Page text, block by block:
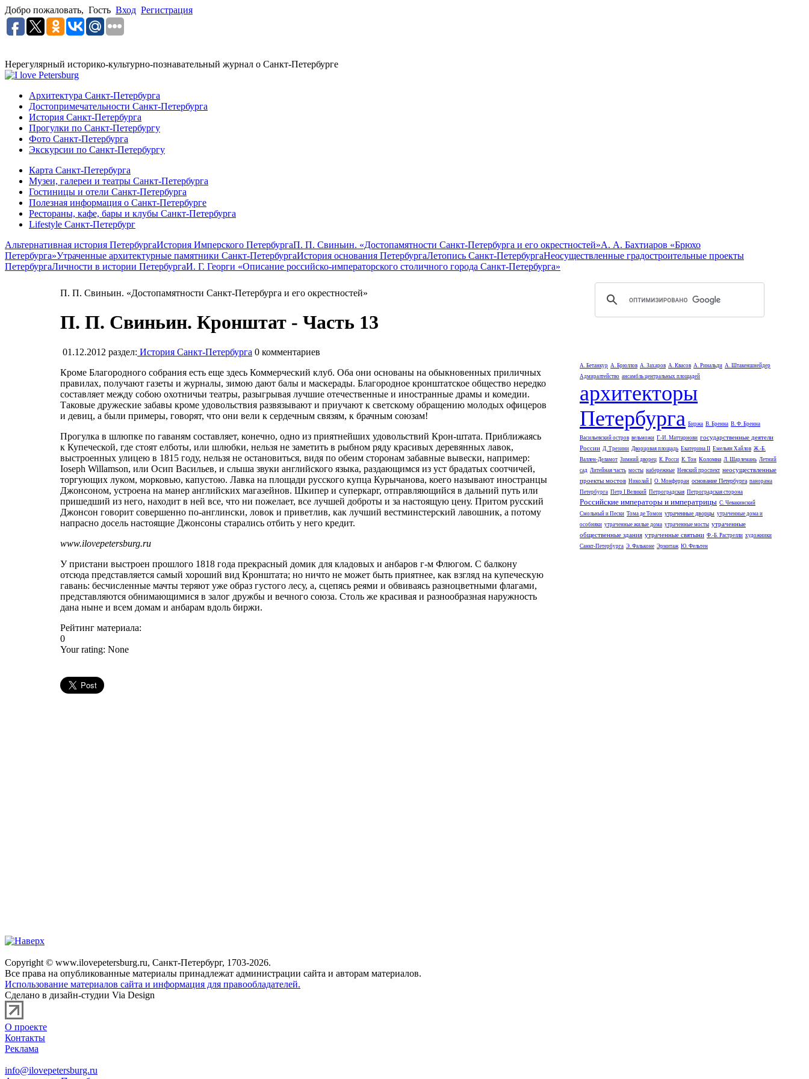
Добро пожаловать, Гость Вход Регистрация
Нерегулярный историко-культурно-познавательный журнал о Санкт-Петербурге
Архитектура Санкт-Петербурга
Достопримечательности Санкт-Петербурга
История Санкт-Петербурга
Прогулки по Санкт-Петербургу
Фото Санкт-Петербурга
Экскурсии по Санкт-Петербургу
Карта Санкт-Петербурга
Музеи, галереи и театры Санкт-Петербурга
Гостиницы и отели Санкт-Петербурга
Полезная информация о Санкт-Петербурге
Рестораны, кафе, бары и клубы Санкт-Петербурга
Lifestyle Санкт-Петербург
Альтернативная история ПетербургаИстория Имперского ПетербургаП. П. Свиньин. «Достопамятности Санкт-Петербурга и его окрестностей»А. А. Бахтиаров «Брюхо
Петербурга»Утраченные архитектурные памятники Санкт-ПетербургаИстория основания ПетербургаЛетопись Санкт-ПетербургаНеосуществленные градостроительные проекты
ПетербургаЛичности в истории ПетербургаИ. Г. Георги «Описание российско-императорского столичного города Санкт-Петербурга»
П. П. Свиньин. «Достопамятности Санкт-Петербурга и его окрестностей»
П. П. Свиньин. Кронштат - Часть 13
01.12.2012 раздел: История Санкт-Петербурга 0 комментариев
Кроме Благородного собрания есть еще здесь Коммерческий клуб. Оба они основаны на обыкновенных приличных
правилах, получают газеты и журналы, зимою дают балы и маскерады. Благородное кронштатское общество нередко
составляет между собою охотничьи театры, разыгрывая лучшие отечественные и иностранные драмы и комедии.
Таковые дружеские забавы кроме удовольствия развязывают и приучают к светскому обращению молодых офицеров
и девиц, а были примеры, говорят, что они вели к сердечным связям, к брачным союзам!
Прогулка в шлюпке по гаваням составляет, конечно, одно из приятнейших удовольствий Крон-штата. Приближаясь
к Купеческой, где стоят елботы, или шлюбки, нельзя не заметить в рыбном ряду красивых деревянных лавок,
выстроенных улицею в 1815 году, нельзя не остановиться, видя по обеим сторонам забавные вывески, например:
Ioseph Willamson, или Осип Васильев, и слыша звуки английского языка, раздающимся из уст брадатых соотчичей,
торгующих луком, морковью, капустою. Лавка на площади русского купца Курычанова, коего называют иностранцы
Джонсоном, устроена на манер английских магазейнов. Шкипер и суперкарг, отправляющийся в дальний путь или
пришедший из него, находит в ней все, что ни пожелает, все лучшей доброты и за настоящую цену. Притом русский
Джонсон говорит совершенно по-англински, ловок и приветлив, как лучший вестминстерский лавошник, а потому
напрасно досель настоящие Джонсоны старались отбить у него кредит.
www.ilovepetersburg.ru
У пристани выстроен прошлого 1818 года прекрасный домик для кладовых и анбаров г-м Флюгом. С балкону
отсюда представляется самый хороший вид Кронштата; но ничто не может быть приятнее, как взгляд на купеческую
гавань: бесчисленные мачты теряют уже образ густого лесу, а, сцепясь реями и обвиваясь разноцветными флагами,
представляются обнимающимися в залог дружбы и вечного союза. Столь же красивая и разнообразная наружность
дана ныне и всем домам и анбарам вдоль биржи.
Рейтинг материала:
0
Your rating: None
А. Бетанкур А. Брюллов А. Захаров А. Квасов А. Ринальди А. Штакеншнейдер
Адмиралтейство ансамбль центральных площадей
архитекторы
Петербурга Биржа В. Бренна В. Ф. Бренна
Васильевский остров вельможи Г.-И. Маттарнови государственные деятели
России Д. Трезини Дворцовая площадь Екатерина II Емельян Хайлов Ж.-Б.
Валлен-Деламот Зимний дворец К. Росси К. Тон Коломна Л. Шарлемань Летний
сад Литейная часть мосты набережные Невский проспект неосуществленные
проекты мостов Николай I О. Монферран основание Петербурга панорама
Петербурга Петр I Великий Петроградская Петроградская сторона
Российские императоры и императрицы С. Чевакинский
Смольный и Пески Тома де Томон утраченные дворцы утраченные дома и
особняки утраченные жилые дома утраченные мосты утраченные
общественные здания утраченные святыни Ф.-Б. Растрелли художники
Санкт-Петербурга Э. Фальконе Эрмитаж Ю. Фельтен
Copyright © www.ilovepetersburg.ru, Санкт-Петербург, 1703-2026.
Все права на опубликованные материалы принадлежат администрации сайта и авторам материалов.
Использование материалов сайта и информация для правообладателей.
Сделано в дизайн-студии Via Design
О проекте
Контакты
Реклама
info@ilovepetersburg.ru